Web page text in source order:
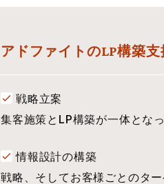
アドファイトのLP構築
戦略立案
集客施策とLP構築が一体とな
情報設計の構築
戦略、そしてお客様ごとのタ